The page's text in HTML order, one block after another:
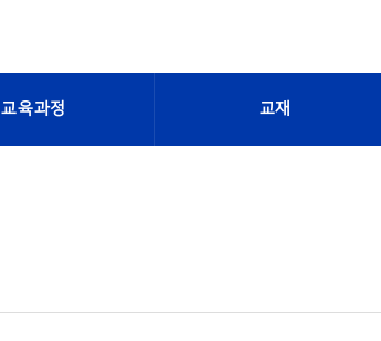
교육과정 교재